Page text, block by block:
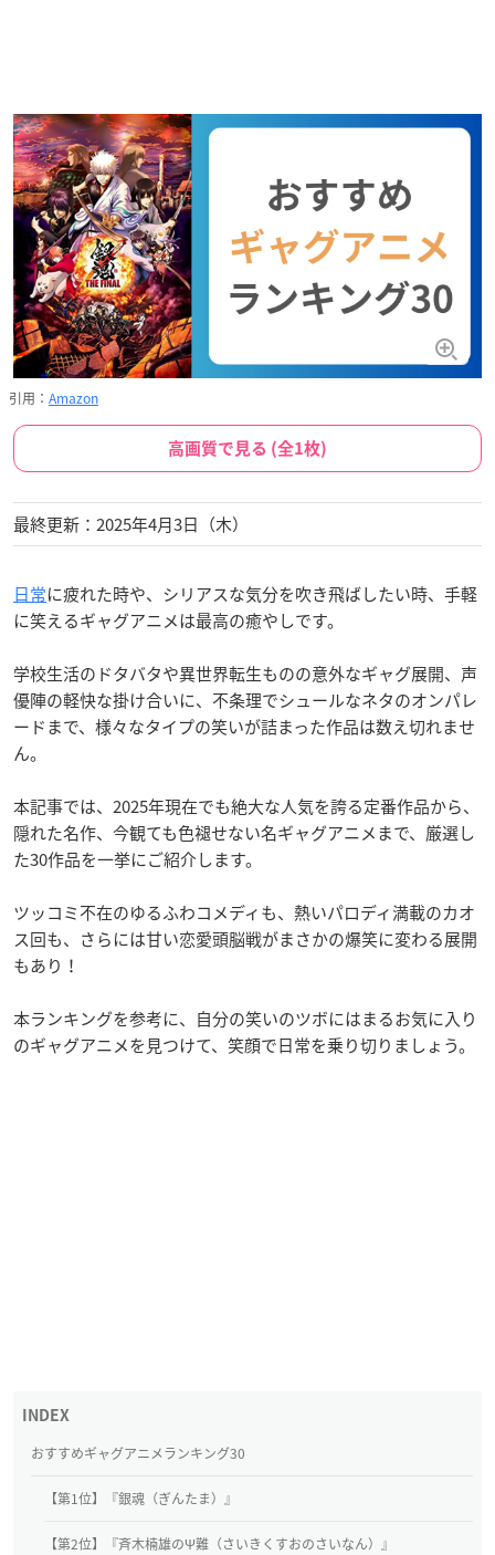
引用： Amazon
高画質で見る (全1枚)
最終更新：2025年4月3日（木）
日常に疲れた時や、シリアスな気分を吹き飛ばしたい時、手軽
に笑えるギャグアニメは最高の癒やしです。
学校生活のドタバタや異世界転生ものの意外なギャグ展開、声
優陣の軽快な掛け合いに、不条理でシュールなネタのオンパレ
ードまで、様々なタイプの笑いが詰まった作品は数え切れませ
ん。
本記事では、2025年現在でも絶大な人気を誇る定番作品から、
隠れた名作、今観ても色褪せない名ギャグアニメまで、厳選し
た30作品を一挙にご紹介します。
ツッコミ不在のゆるふわコメディも、熱いパロディ満載のカオ
ス回も、さらには甘い恋愛頭脳戦がまさかの爆笑に変わる展開
もあり！
本ランキングを参考に、自分の笑いのツボにはまるお気に入り
のギャグアニメを見つけて、笑顔で日常を乗り切りましょう。
おすすめギャグアニメランキング30
【第1位】『銀魂（ぎんたま）』
【第2位】『斉木楠雄のΨ難（さいきくすおのさいなん）』